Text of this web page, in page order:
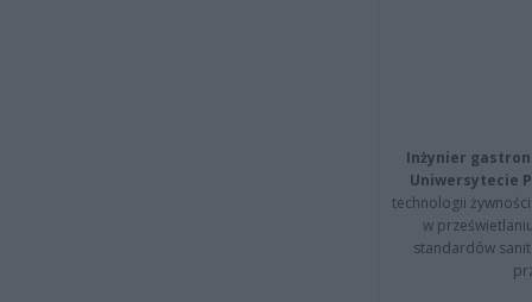
Inżynier
Uniwersytecie
technologii
w
standardów